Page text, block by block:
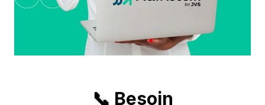
📞 Besoin